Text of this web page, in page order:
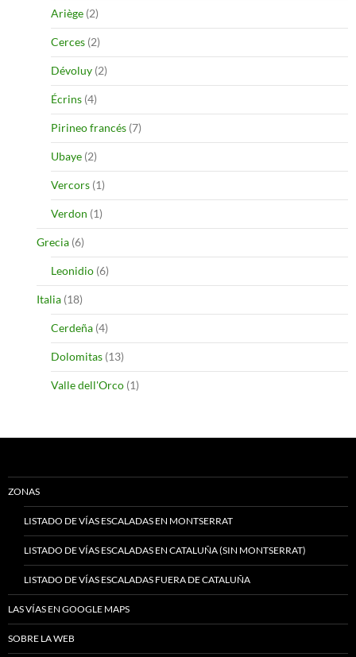
Ariège (2)
Cerces (2)
Dévoluy (2)
Écrins (4)
Pirineo francés (7)
Ubaye (2)
Vercors (1)
Verdon (1)
Grecia (6)
Leonidio (6)
Italia (18)
Cerdeña (4)
Dolomitas (13)
Valle dell'Orco (1)
ZONAS
LISTADO DE VÍAS ESCALADAS EN MONTSERRAT
LISTADO DE VÍAS ESCALADAS EN CATALUÑA (SIN MONTSERRAT)
LISTADO DE VÍAS ESCALADAS FUERA DE CATALUÑA
LAS VÍAS EN GOOGLE MAPS
SOBRE LA WEB